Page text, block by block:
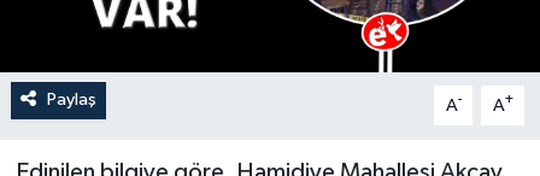
Paylaş A- A+